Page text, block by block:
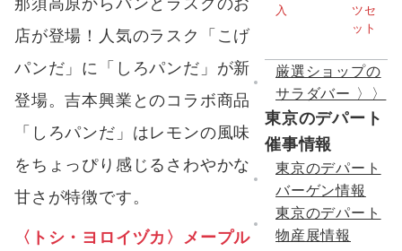
店が登場！人気のラスク「こげ
パンだ」に「しろパンだ」が新
登場。吉本興業とのコラボ商品
「しろパンだ」はレモンの風味
をちょっぴり感じるさわやかな
甘さが特徴です。
〈 トシ・ヨロイヅカ〉メープル
厳選ショップの
サラダバー 〉〉
東京のデパート
催事情報
東京のデパート
バーゲン情報
東京のデパート
物産展情報